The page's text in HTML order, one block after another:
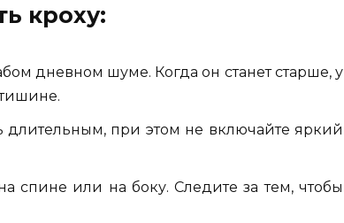
кроху:
дневном шуме. Когда он станет старше, у
при этом не включайте яркий
спине или на боку. Следите за тем, чтобы